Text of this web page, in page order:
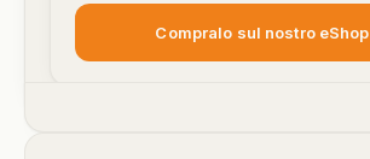
Compralo sul nostro eShop